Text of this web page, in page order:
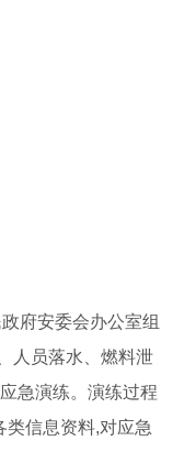
府安委会办公室组
人员落水、燃料泄
急演练。演练过程
信息资料,对应急